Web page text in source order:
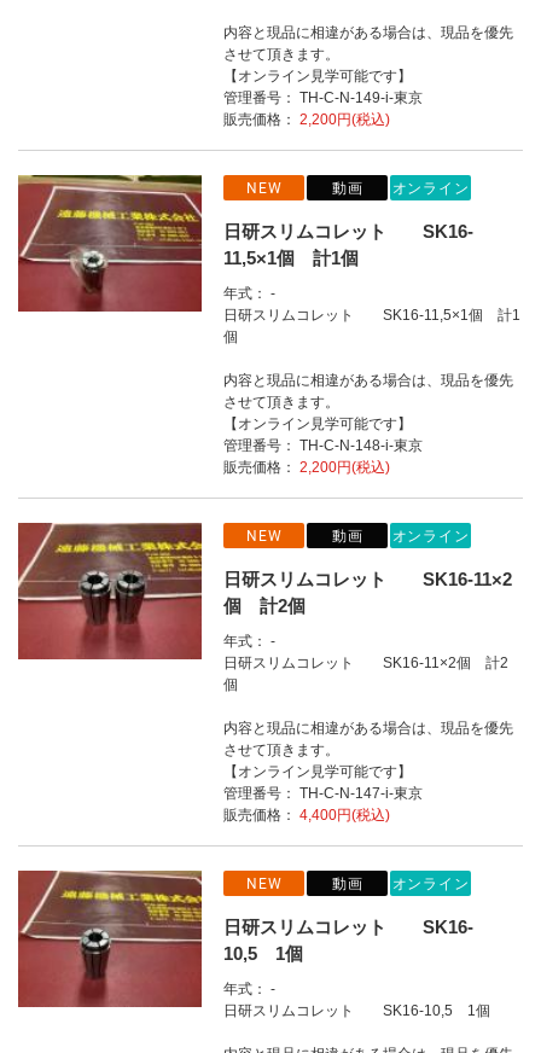
内容と現品に相違がある場合は、現品を優先
させて頂きます。
【オンライン見学可能です】
管理番号： TH-C-N-149-i-東京
販売価格：2,200円(税込)
NEW 動画 オンライン
日研スリムコレット SK16-
11,5×1個 計1個
年式： -
日研スリムコレット SK16-11,5×1個 計1
個
内容と現品に相違がある場合は、現品を優先
させて頂きます。
【オンライン見学可能です】
管理番号： TH-C-N-148-i-東京
販売価格：2,200円(税込)
NEW 動画 オンライン
日研スリムコレット SK16-11×2
個 計2個
年式： -
日研スリムコレット SK16-11×2個 計2
個
内容と現品に相違がある場合は、現品を優先
させて頂きます。
【オンライン見学可能です】
管理番号： TH-C-N-147-i-東京
販売価格：4,400円(税込)
NEW 動画 オンライン
日研スリムコレット SK16-
10,5 1個
年式： -
日研スリムコレット SK16-10,5 1個